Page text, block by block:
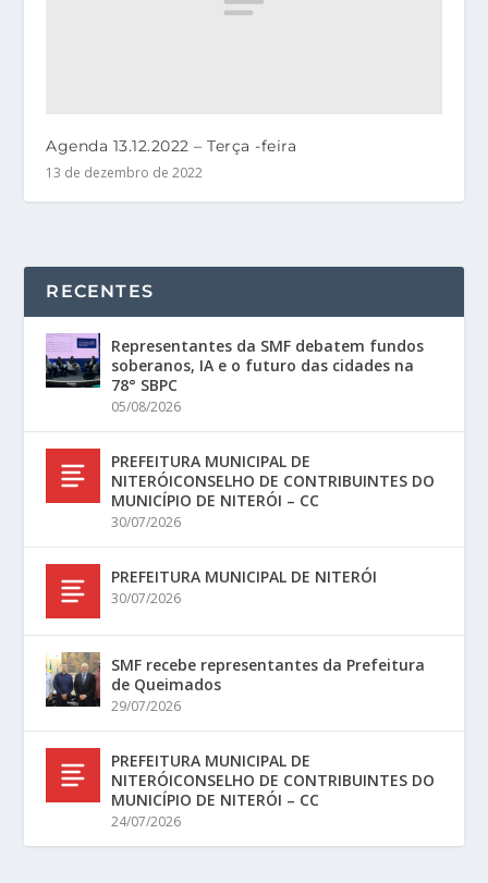
Agenda 13.12.2022 – Terça -feira
13 de dezembro de 2022
RECENTES
Representantes da SMF debatem fundos
soberanos, IA e o futuro das cidades na
78° SBPC
05/08/2026
PREFEITURA MUNICIPAL DE
NITERÓICONSELHO DE CONTRIBUINTES DO
MUNICÍPIO DE NITERÓI – CC
30/07/2026
PREFEITURA MUNICIPAL DE NITERÓI
30/07/2026
SMF recebe representantes da Prefeitura
de Queimados
29/07/2026
PREFEITURA MUNICIPAL DE
NITERÓICONSELHO DE CONTRIBUINTES DO
MUNICÍPIO DE NITERÓI – CC
24/07/2026